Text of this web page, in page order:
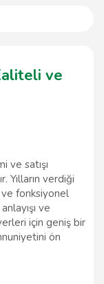
ve
ve satışı
Yılların verdiği
fonksiyonel
ve
için geniş bir
ön